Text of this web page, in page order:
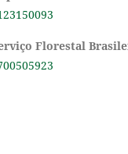
Florestal